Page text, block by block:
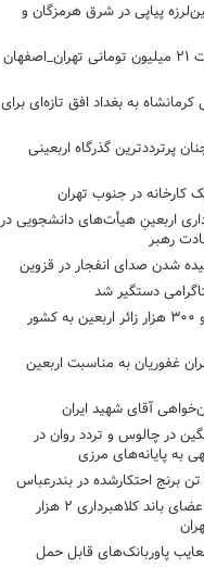
پیاپی در شرق هرمزگان و
فروش بلیت ۲۱ میلیون تومانی تهران_اصفهان
کرمانشاه به بغداد افق تازه‌ای برای
پرترددترین گذرگاه اربعینی
کارخانه در جنوب تهران
اربعینِ هیأت‌های دانشجویی در
رهبر
شدن صدای انفجار در قزوین
دستگیر شد
۲ میلیون و ۳۰۰ هزار زائر اربعین به کشور
غفوریان به مناسبت اربعین
آقای شهید ایران
در چالوس و تردد روان در
به پایانه‌های مرزی
دستگیری اعضای باند کلاهبرداری ۲ هزار
پاوربانک‌های قابل حمل